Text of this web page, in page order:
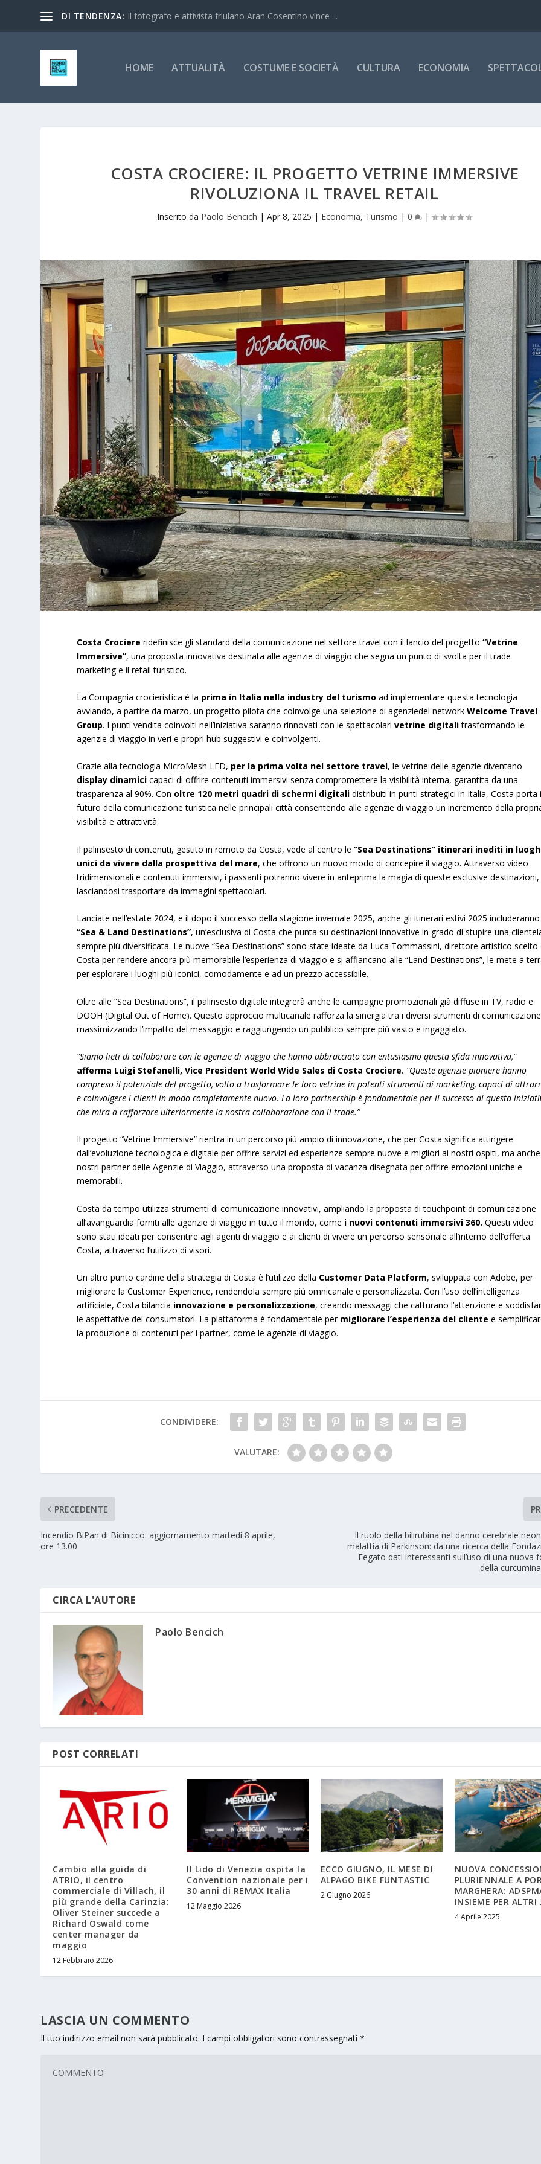
DI TENDENZA: Il fotografo e attivista friulano Aran Cosentino vince ...
HOME ATTUALITÀ COSTUME E SOCIETÀ CULTURA ECONOMIA
COSTA CROCIERE: IL PROGETTO VETRINE IMMERSIVE
RIVOLUZIONA IL TRAVEL RETAIL
Inserito da Paolo Bencich |Apr 8, 2025 | Economia, Turismo |0 |
Costa Crociere ridefinisce gli standard della comunicazione nel settore travel con il lancio del progetto“Vetrine
Immersive”, una proposta innovativa destinata alle agenzie di viaggio che segna un punto di svolta per il trade
marketing e il retail turistico.
La Compagnia crocieristica è la prima in Italia nella industry del turismo ad implementare questa tecnologia
avviando, a partire da marzo, un progetto pilota che coinvolge una selezione di agenziedel network Welcome Travel
Group. I punti vendita coinvolti nell’iniziativa saranno rinnovati con le spettacolarivetrine digitalitrasformando le
agenzie di viaggio in veri e propri hub suggestivi e coinvolgenti.
Grazie alla tecnologia MicroMesh LED, per la prima volta nel settore travel, le vetrine delle agenzie diventano
display dinamicicapaci di offrire contenuti immersivi senza compromettere la visibilità interna, garantita da una
trasparenza al 90%. Con oltre 120 metri quadri di schermi digitali distribuiti in punti strategici in Italia, Costa porta
futuro della comunicazione turistica nelle principali città consentendo alle agenzie di viaggio un incremento della
visibilità e attrattività.
Il palinsesto di contenuti, gestito in remoto da Costa, vede al centro le“Sea Destinations” itinerari inediti in
unici da vivere dalla prospettiva del mare, che offrono un nuovo modo di concepire il viaggio. Attraverso video
tridimensionali e contenuti immersivi, i passanti potranno vivere in anteprima la magia di queste esclusive destinazioni,
lasciandosi trasportare da immagini spettacolari.
Lanciate nell’estate 2024, e il dopo il successo della stagione invernale 2025, anche gli itinerari estivi 2025
“Sea & Land Destinations”, un’esclusiva di Costa che punta su destinazioni innovative in grado di stupire una
sempre più diversificata. Le nuove “Sea Destinations” sono state ideate da Luca Tommassini, direttore artistico scelto
Costa per rendere ancora più memorabile l’esperienza di viaggio e si affiancano alle “Land Destinations”, le mete a
per esplorare i luoghi più iconici, comodamente e ad un prezzo accessibile.
Oltre alle “Sea Destinations”, il palinsesto digitale integrerà anche le campagne promozionali già diffuse in TV, radio e
DOOH (Digital Out of Home). Questo approccio multicanale rafforza la sinergia tra i diversi strumenti di
massimizzando l’impatto del messaggio e raggiungendo un pubblico sempre più vasto e ingaggiato.
“Siamo lieti di collaborare con le agenzie di viaggio che hanno abbracciato con entusiasmo questa sfida innovativa,”
afferma Luigi Stefanelli, Vice President World Wide Sales di Costa Crociere. “Queste agenzie pioniere hanno
compreso il potenziale del progetto, volto a trasformare le loro vetrine in potenti strumenti di marketing, capaci di
e coinvolgere i clienti in modo completamente nuovo. La loro partnership è fondamentale per il successo di questa
che mira a rafforzare ulteriormente la nostra collaborazione con il trade.”
Il progetto “Vetrine Immersive” rientra in un percorso più ampio di innovazione, che per Costa significa attingere
dall’evoluzione tecnologica e digitale per offrire servizi ed esperienze sempre nuove e migliori ai nostri ospiti, ma
nostri partner delle Agenzie di Viaggio, attraverso una proposta di vacanza disegnata per offrire emozioni uniche e
memorabili.
Costa da tempo utilizza strumenti di comunicazione innovativi, ampliando la proposta di touchpoint di comunicazione
all’avanguardia forniti alle agenzie di viaggio in tutto il mondo, come i nuovi contenuti immersivi 360. Questi video
sono stati ideati per consentire agli agenti di viaggio e ai clienti di vivere un percorso sensoriale all’interno dell’offerta
Costa, attraverso l’utilizzo di visori.
Un altro punto cardine della strategia di Costa è l’utilizzo della Customer Data Platform, sviluppata con Adobe, per
migliorare la Customer Experience, rendendola sempre più omnicanale e personalizzata. Con l’uso dell’intelligenza
artificiale, Costa bilancia innovazione e personalizzazione, creando messaggi che catturano l’attenzione e
le aspettative dei consumatori. La piattaforma è fondamentale per migliorare l’esperienza del cliente e
la produzione di contenuti per i partner, come le agenzie di viaggio.
CONDIVIDERE:
VALUTARE:
PRECEDENTE
Incendio BiPan di Bicinicco: aggiornamento martedì 8 aprile,
ore 13.00
Il ruolo della bilirubina nel danno cerebrale
malattia di Parkinson: da una ricerca della
Fegato dati interessanti sull’uso di una nuova
della
CIRCA L'AUTORE
Paolo Bencich
POST CORRELATI
Cambio alla guida di
ATRIO, il centro
commerciale di Villach, il
più grande della Carinzia:
Oliver Steiner succede a
Richard Oswald come
center manager da
maggio
12 Febbraio 2026
Il Lido di Venezia ospita la
Convention nazionale per i
30 anni di REMAX Italia
12 Maggio 2026
ECCO GIUGNO, IL MESE DI
ALPAGO BIKE FUNTASTIC
2 Giugno 2026
NUOVA
PLURIENNALE A
MARGHERA:
INSIEME PER
4 Aprile 2025
LASCIA UN COMMENTO
Il tuo indirizzo email non sarà pubblicato. I campi obbligatori sono contrassegnati*